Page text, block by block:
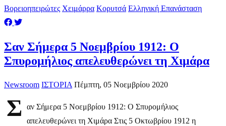
Βορειοηπειρώτες Χειμάρρα Κορυτσά Ελληνική Επανάσταση
Σαν Σήμερα 5 Νοεμβρίου 1912: Ο
Σπυρομήλιος απελευθερώνει τη Χιμάρα
Newsroom ΙΣΤΟΡΙΑ Πέμπτη, 05 Νοεμβρίου 2020
Σ
αν Σήμερα 5 Νοεμβρίου 1912: Ο Σπυρομήλιος
απελευθερώνει τη Χιμάρα Στις 5 Οκτωβρίου 1912 η